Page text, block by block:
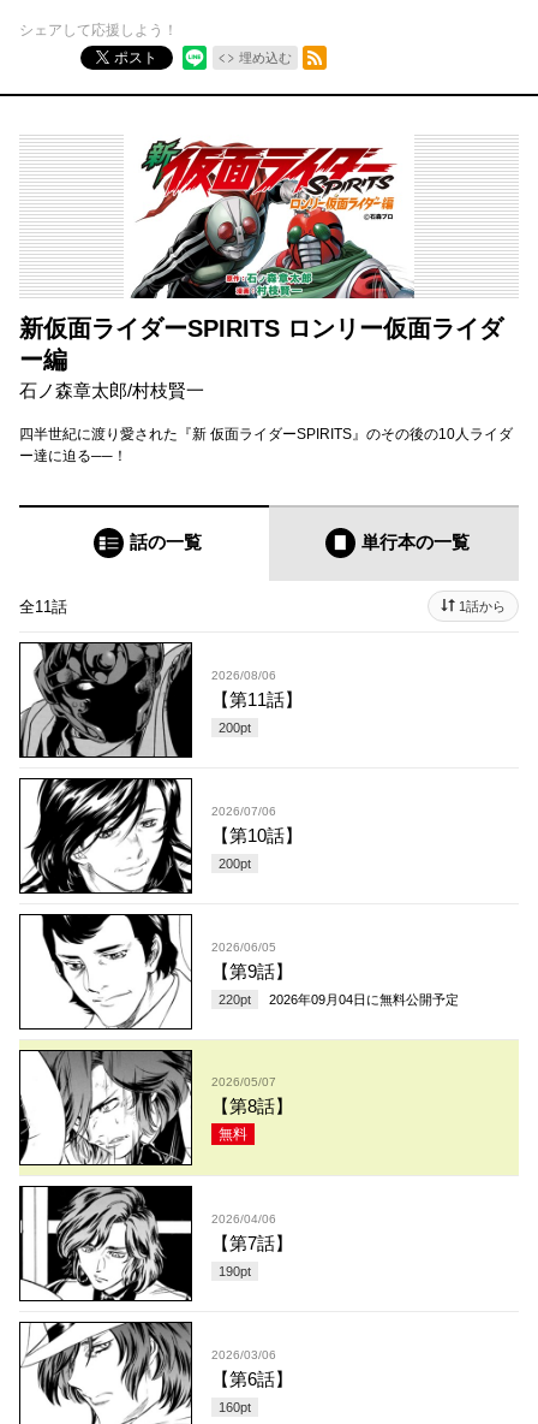
シェアして応援しよう！
ポスト
埋め込む
RSSフィード
新仮面ライダーSPIRITS ロンリー仮面ライダ
ー編
石ノ森章太郎/村枝賢一
四半世紀に渡り愛された『新 仮面ライダーSPIRITS』のその後の10人ライダ
ー達に迫る──！
話の一覧 単行本の一覧
全11話 1話から
2026/08/06
【第11話】
200pt
2026/07/06
【第10話】
200pt
2026/06/05
【第9話】
220pt 2026年09月04日 に無料公開予定
2026/05/07
【第8話】
無料
2026/04/06
【第7話】
190pt
2026/03/06
【第6話】
160pt